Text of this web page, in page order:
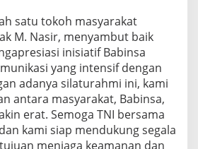
M
satu tokoh masyarakat
M. Nasir, menyambut baik
inisiatif Babinsa
yang intensif dengan
adanya silaturahmi ini, kami
antara masyarakat, Babinsa,
erat. Semoga TNI bersama
kami siap mendukung segala
menjaga keamanan dan